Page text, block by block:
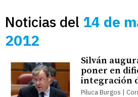
Noticias del 14 de
2012
Silván
poner en
integración
Piluca Burgos |